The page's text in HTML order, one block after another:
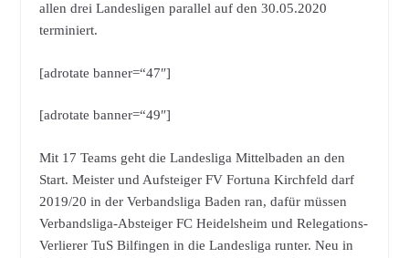
allen drei Landesligen parallel auf den 30.05.2020
terminiert.
[adrotate banner=“47″]
[adrotate banner=“49″]
Mit 17 Teams geht die Landesliga Mittelbaden an den
Start. Meister und Aufsteiger FV Fortuna Kirchfeld darf
2019/20 in der Verbandsliga Baden ran, dafür müssen
Verbandsliga-Absteiger FC Heidelsheim und Relegations-
Verlierer TuS Bilfingen in die Landesliga runter. Neu in